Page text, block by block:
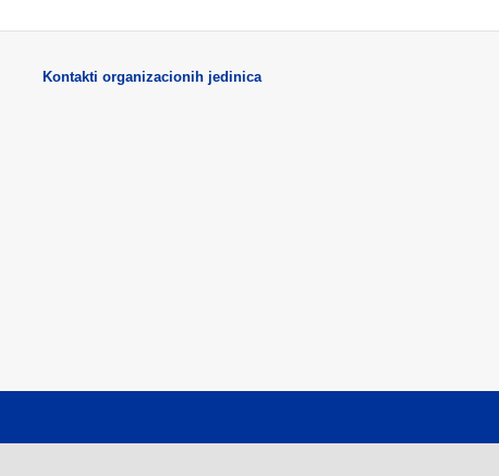
Kontakti organizacionih jedinica